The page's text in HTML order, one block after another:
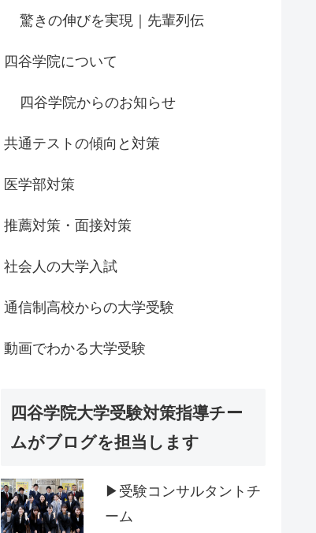
驚きの伸びを実現｜先輩列伝
四谷学院について
四谷学院からのお知らせ
共通テストの傾向と対策
医学部対策
推薦対策・面接対策
社会人の大学入試
通信制高校からの大学受験
動画でわかる大学受験
四谷学院大学受験対策指導チー
ムがブログを担当します
▶受験コンサルタントチ
ーム